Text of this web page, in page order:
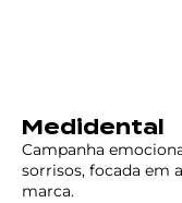
Medidental
Campanha
sorrisos, focada em
marca.